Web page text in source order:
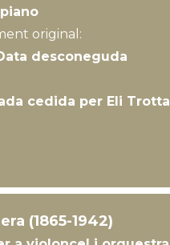
original:
desconeguda
cedida per Eli Trotta
(1865-1942)